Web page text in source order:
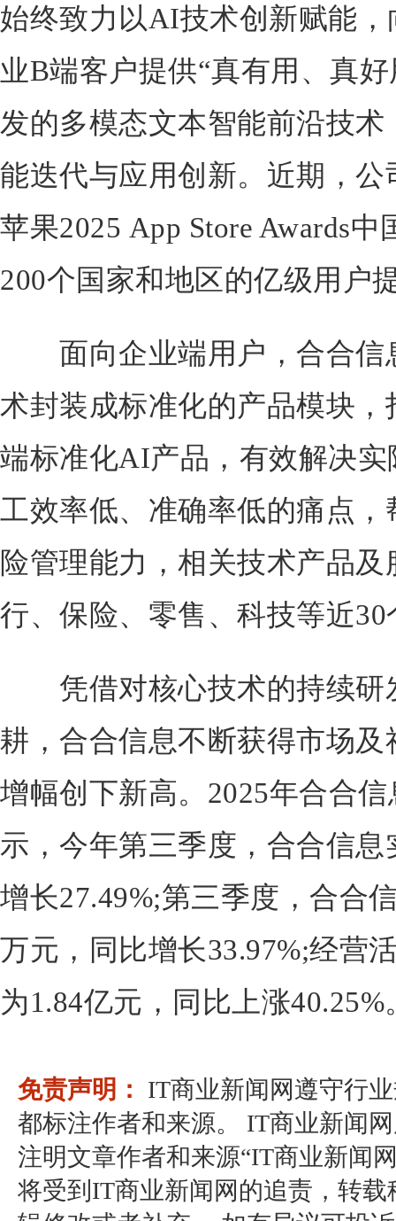
始终致力以AI技术创新赋能
业B端客户提供“真有用、真
发的多模态文本智能前沿技
能迭代与应用创新。近期，
苹果2025 App Store Awards
200个国家和地区的亿级用户
面向企业端用户，合合信
术封装成标准化的产品模块
端标准化AI产品，有效解决
工效率低、准确率低的痛点
险管理能力，相关技术产品
行、保险、零售、科技等近
凭借对核心技术的持续研
耕，合合信息不断获得市场
增幅创下新高。2025年合合
示，今年第三季度，合合信
增长27.49%;第三季度，合合
万元，同比增长33.97%;经营
为1.84亿元，同比上涨40.25%
免责声明：
IT商业新闻网遵守行
都标注作者和来源。 IT商业新闻
注明文章作者和来源“IT商业新闻
将受到IT商业新闻网的追责，转